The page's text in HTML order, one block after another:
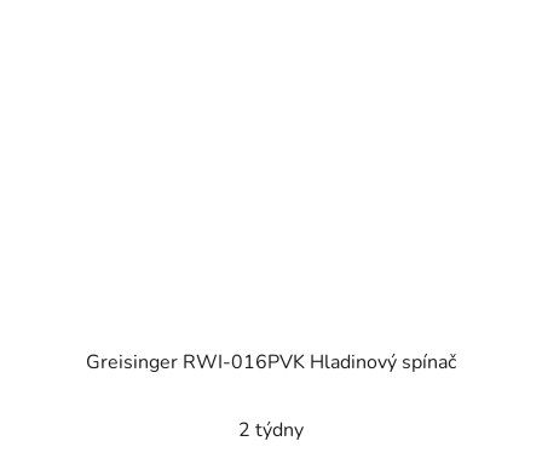
Greisinger RWI-016PVK Hladinový spínač
2 týdny